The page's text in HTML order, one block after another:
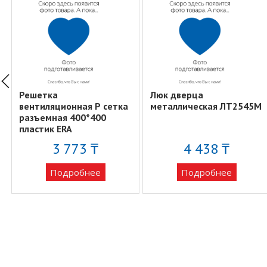
Решетка
вентиляционная Р сетка
разъемная 400*400
пластик ERA
3 773 ₸
Подробнее
Люк дверца
металлическая ЛТ2545М
4 438 ₸
Подробнее